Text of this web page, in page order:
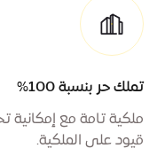
تملك حر بنسبة 100%
ملكية تامة مع إمكانية
قيود على الملكية.